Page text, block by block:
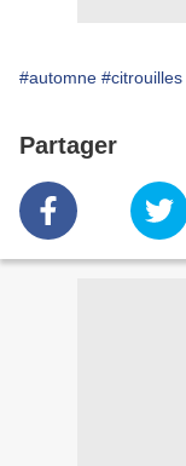
#automne #citrouilles
Partager